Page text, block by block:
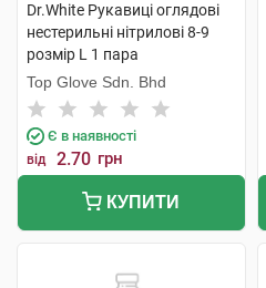
Dr.White Рукавиці оглядові
нестерильні нітрилові 8-9
розмір L 1 пара
Top Glove Sdn. Bhd
Є в наявності
від 2.70 грн
КУПИТИ